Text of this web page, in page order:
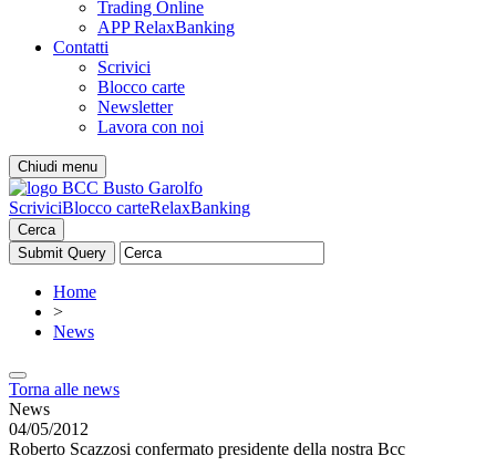
Trading Online
APP RelaxBanking
Contatti
Scrivici
Blocco carte
Newsletter
Lavora con noi
Chiudi menu
ScriviciBlocco carteRelaxBanking
Cerca
Home
>
News
Torna alle news
News
04/05/2012
Roberto Scazzosi confermato presidente della nostra Bcc